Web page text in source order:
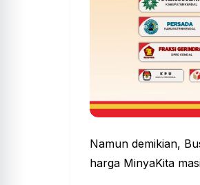
Namun demikian,
harga MinyaKita